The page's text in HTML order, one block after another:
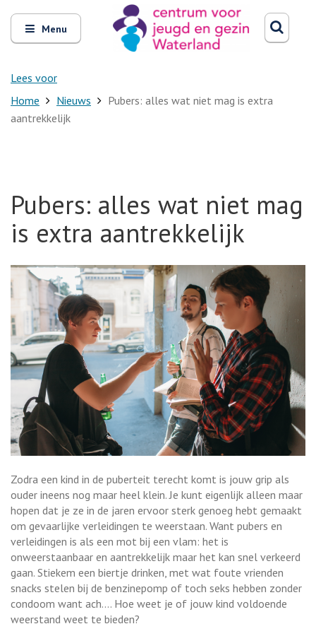
Open
en
sluit
Menu
Lees voor
Zoeken
Home Nieuws
Pubers: alles wat niet mag is extra
aantrekkelijk
Pubers: alles wat niet mag
is extra aantrekkelijk
Zodra een kind in de puberteit terecht komt is jouw grip als
ouder ineens nog maar heel klein. Je kunt eigenlijk alleen maar
hopen dat je ze in de jaren ervoor sterk genoeg hebt gemaakt
om gevaarlijke verleidingen te weerstaan. Want pubers en
verleidingen is als een mot bij een vlam: het is
onweerstaanbaar en aantrekkelijk maar het kan snel verkeerd
gaan. Stiekem een biertje drinken, met wat foute vrienden
snacks stelen bij de benzinepomp of toch seks hebben zonder
condoom want ach.... Hoe weet je of jouw kind voldoende
weerstand weet te bieden?